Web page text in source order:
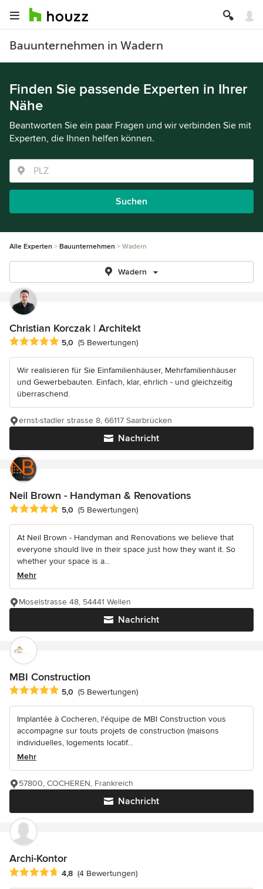
Bauunternehmen in Wadern
Finden Sie passende Experten in Ihrer
Nähe
Beantworten Sie ein paar Fragen und wir verbinden Sie mit
Experten, die Ihnen helfen können.
Suchen
Alle Experten Bauunternehmen Wadern
Wadern
Christian Korczak | Architekt
Durchschnittliche Bewertung: 5 von 5 Sternen
5,0 (5 Bewertungen)
Wir realisieren für Sie Einfamilienhäuser, Mehrfamilienhäuser
und Gewerbebauten. Einfach, klar, ehrlich - und gleichzeitig
überraschend.
Nachricht
ernst-stadler strasse 8, 66117 Saarbrücken
Neil Brown - Handyman & Renovations
Durchschnittliche Bewertung: 5 von 5 Sternen
5,0 (5 Bewertungen)
At Neil Brown - Handyman and Renovations we believe that
everyone should live in their space just how they want it. So
whether your space is a...
Mehr
Nachricht
Moselstrasse 48, 54441 Wellen
MBI Construction
Durchschnittliche Bewertung: 5 von 5 Sternen
5,0 (5 Bewertungen)
Implantée à Cocheren, l'équipe de MBI Construction vous
accompagne sur touts projets de construction (maisons
individuelles, logements locatif...
Mehr
Nachricht
57800, COCHEREN, Frankreich
Archi-Kontor
Durchschnittliche Bewertung: 4.8 von 5 Sternen
4,8 (4 Bewertungen)